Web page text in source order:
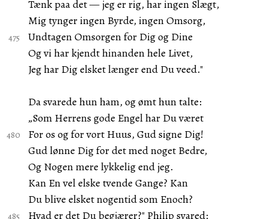
Tænk paa det — jeg er rig, har ingen Slægt,
Mig tynger ingen Byrde, ingen Omsorg,
Undtagen Omsorgen for Dig og Dine
Og vi har kjendt hinanden hele Livet,
Jeg har Dig elsket længer end Du veed."
Da svarede hun ham, og ømt hun talte:
„Som Herrens gode Engel har Du været
For os og for vort Huus, Gud signe Dig!
Gud lønne Dig for det med noget Bedre,
Og Nogen mere lykkelig end jeg.
Kan En vel elske tvende Gange? Kan
Du blive elsket nogentid som Enoch?
Hvad er det Du begjærer?" Philip svared: